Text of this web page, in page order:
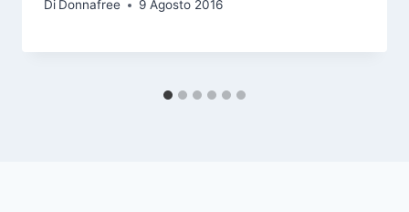
Di Donnafree 9 Agosto 2016